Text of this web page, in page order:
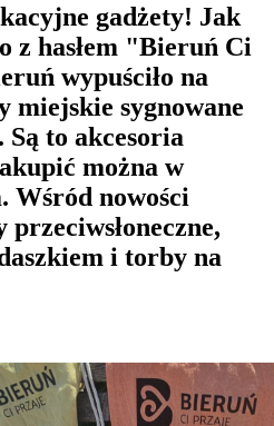
gadżety! Jak
z hasłem "Bieruń Ci
wypuściło na
miejskie sygnowane
to akcesoria
można w
Wśród nowości
i torby na